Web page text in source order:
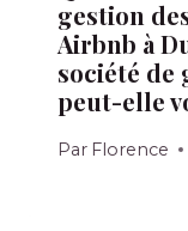
gestion
Airbnb à
société de
peut-elle
Par Florence